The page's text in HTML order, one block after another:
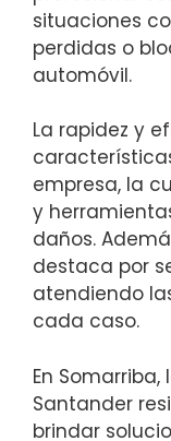
situaciones
perdidas o
automóvil.
La rapidez y
empresa, la
y
daños.
destaca por
atendiendo
cada caso.
En
Santander
brindar